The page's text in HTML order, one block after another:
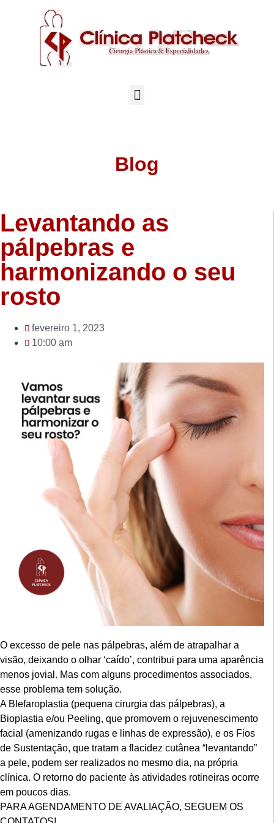
Blog
Levantando as
pálpebras e
harmonizando o seu
rosto
fevereiro 1, 2023
10:00 am
O excesso de pele nas pálpebras, além de atrapalhar a
visão, deixando o olhar ‘caído’, contribui para uma aparência
menos jovial. Mas com alguns procedimentos associados,
esse problema tem solução.
A Blefaroplastia (pequena cirurgia das pálpebras), a
Bioplastia e/ou Peeling, que promovem o rejuvenescimento
facial (amenizando rugas e linhas de expressão), e os Fios
de Sustentação, que tratam a flacidez cutânea “levantando”
a pele, podem ser realizados no mesmo dia, na própria
clínica. O retorno do paciente às atividades rotineiras ocorre
em poucos dias.
PARA AGENDAMENTO DE AVALIAÇÃO, SEGUEM OS